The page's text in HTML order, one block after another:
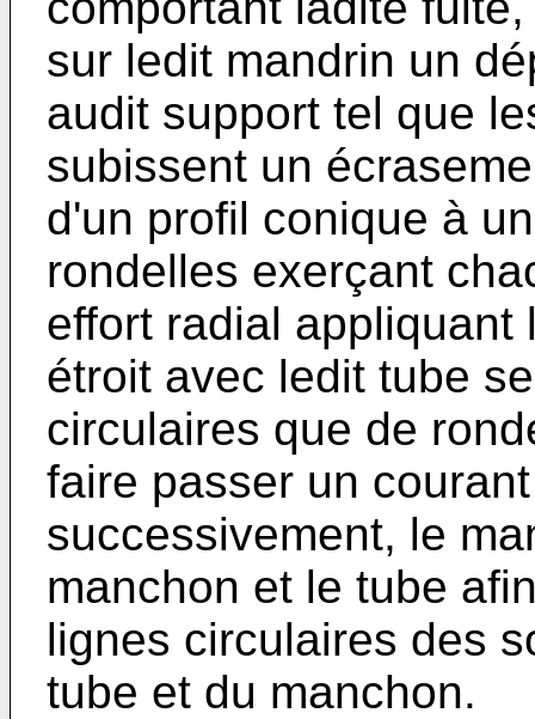
sur ledit mandrin un
audit support tel que
subissent un
d'un profil conique à
rondelles exerçant
effort radial
étroit avec ledit tube
circulaires que de
faire passer un
successivement, le
manchon et le tube
lignes circulaires des
tube et du manchon.